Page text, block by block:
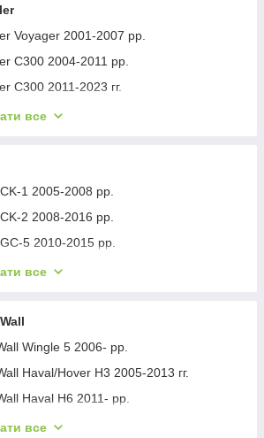
2016-2021 рр.
2007-2012 рр.
Voyager 2001-2007 рр.
C300 2004-2011 рр.
C300 2011-2023 гг.
Voyager 1996-2001 рр.
200 II 2014-2017 рр.
все
1 2005-2008 рр.
2 2008-2016 рр.
5 2010-2015 рр.
6 2014-2020 рр.
EC7 2009- рр.
X7 2011- рр.
Cross 2008-2016 гг.
2006-2014 рр.
Cross 2010-2016 рр.
все
Wingle 5 2006- рр.
Haval/Hover H3 2005-2013 гг.
Haval H6 2011- рр.
Haval F7 2018-2024 рр.
все